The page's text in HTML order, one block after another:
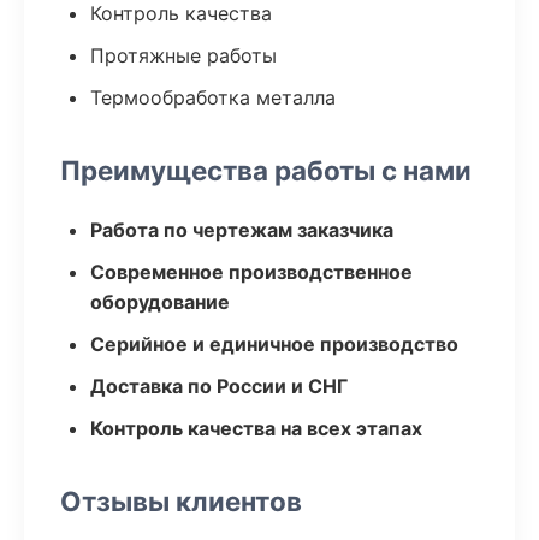
Контроль качества
Протяжные работы
Термообработка металла
Преимущества работы с нами
Работа по чертежам заказчика
Современное производственное
оборудование
Серийное и единичное производство
Доставка по России и СНГ
Контроль качества на всех этапах
Отзывы клиентов